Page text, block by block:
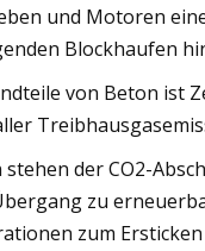
und Motoren
Blockhaufen
von Beton ist
der CO2-
zu
zum